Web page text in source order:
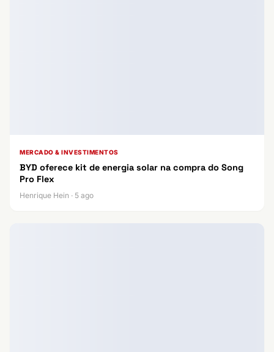
MERCADO & INVESTIMENTOS
BYD oferece kit de energia solar na compra do Song
Pro Flex
Henrique Hein · 5 ago